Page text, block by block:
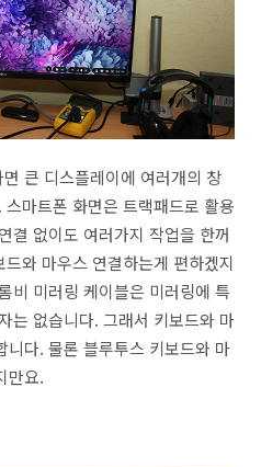
큰 디스플레이에 여러개의 창
마트폰 화면은 트랙패드로 활용
결 없이도 여러가지 작업을 한꺼
와 마우스 연결하는게 편하겠지
비 미러링 케이블은 미러링에 특
는 없습니다. 그래서 키보드와 마
니다. 물론 블루투스 키보드와 마
만요.